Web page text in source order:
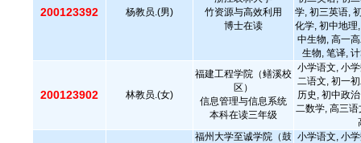
200123392 杨教员.(男)
竹资源与高效利用
博士在读
学, 初三英语,
化学, 初中地理
中生物, 高一
生物, 笔译,
200123902 林教员.(女)
福建工程学院（鳝溪校
区）
信息管理与信息系统
本科在读三年级
小学语文, 小
二语文, 初一
历史, 初中政
二数学, 高三
福州大学至诚学院（鼓 小学语文, 小